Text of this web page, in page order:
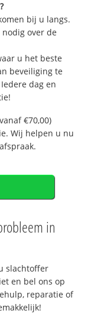
bij u langs.
over de
u het beste
beveiliging te
dag en
€70,00)
Wij helpen u nu
in
slachtoffer
en bel ons op
reparatie of